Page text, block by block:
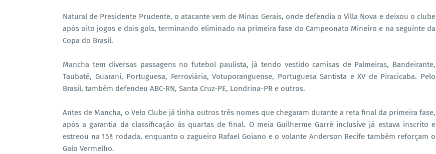
Natural de Presidente Prudente, o atacante vem de Minas Gerais, onde defendia o Villa Nova e deixou o clube
após oito jogos e dois gols, terminando eliminado na primeira fase do Campeonato Mineiro e na seguinte da
Copa do Brasil.
Mancha tem diversas passagens no futebol paulista, já tendo vestido camisas de Palmeiras, Bandeirante,
Taubaté, Guarani, Portuguesa, Ferroviária, Votuporanguense, Portuguesa Santista e XV de Piracicaba. Pelo
Brasil, também defendeu ABC-RN, Santa Cruz-PE, Londrina-PR e outros.
Antes de Mancha, o Velo Clube já tinha outros três nomes que chegaram durante a reta final da primeira fase,
após a garantia da classificação às quartas de final. O meia Guilherme Garré inclusive já estava inscrito e
estreou na 15ª rodada, enquanto o zagueiro Rafael Goiano e o volante Anderson Recife também reforçam o
Galo Vermelho.